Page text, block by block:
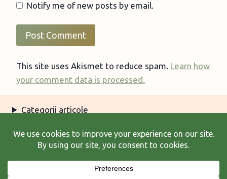
Notify me of new posts by email.
This site uses Akismet to reduce spam. Learn how
your comment data is processed.
Categorii articole
Arhiva articole